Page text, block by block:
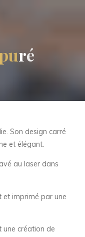
u
uré
Son design carré
et élégant.
au laser dans
et imprimé par une
une création de